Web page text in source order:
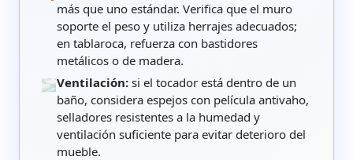
más que uno estándar. Verifica que el muro
soporte el peso y utiliza herrajes adecuados;
en tablaroca, refuerza con bastidores
metálicos o de madera.
🌫️Ventilación: si el tocador está dentro de un
baño, considera espejos con película antivaho,
selladores resistentes a la humedad y
ventilación suficiente para evitar deterioro del
mueble.